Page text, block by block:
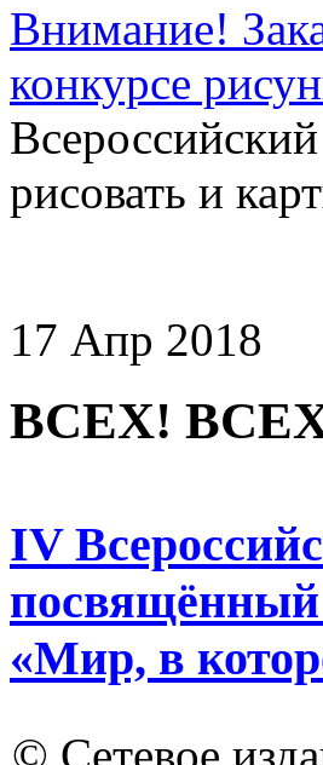
Внимание!
конкурсе
рисовать и
17 Апр 2018
ВСЕХ!
IV
«Мир, в
© Сетевое